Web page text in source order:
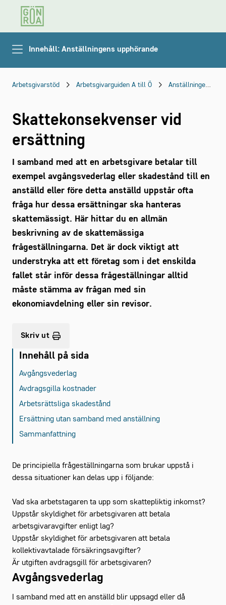
Innehåll: Anställningens upphörande
Arbetsgivarstöd Arbetsgivarguiden A till Ö Anställningens upphörande
Skattekonsekvenser vid
ersättning
I samband med att en arbetsgivare betalar till
exempel avgångsvederlag eller skadestånd till en
anställd eller före detta anställd uppstår ofta
fråga hur dessa ersättningar ska hanteras
skattemässigt. Här hittar du en allmän
beskrivning av de skattemässiga
frågeställningarna. Det är dock viktigt att
understryka att ett företag som i det enskilda
fallet står inför dessa frågeställningar alltid
måste stämma av frågan med sin
ekonomiavdelning eller sin revisor.
Skriv ut
Innehåll på sida
Avgångsvederlag
Avdragsgilla kostnader
Arbetsrättsliga skadestånd
Ersättning utan samband med anställning
Sammanfattning
De principiella frågeställningarna som brukar uppstå i
dessa situationer kan delas upp i följande:
Vad ska arbetstagaren ta upp som skattepliktig inkomst?
Uppstår skyldighet för arbetsgivaren att betala
arbetsgivaravgifter enligt lag?
Uppstår skyldighet för arbetsgivaren att betala
kollektivavtalade försäkringsavgifter?
Är utgiften avdragsgill för arbetsgivaren?
Avgångsvederlag
I samband med att en anställd blir uppsagd eller då